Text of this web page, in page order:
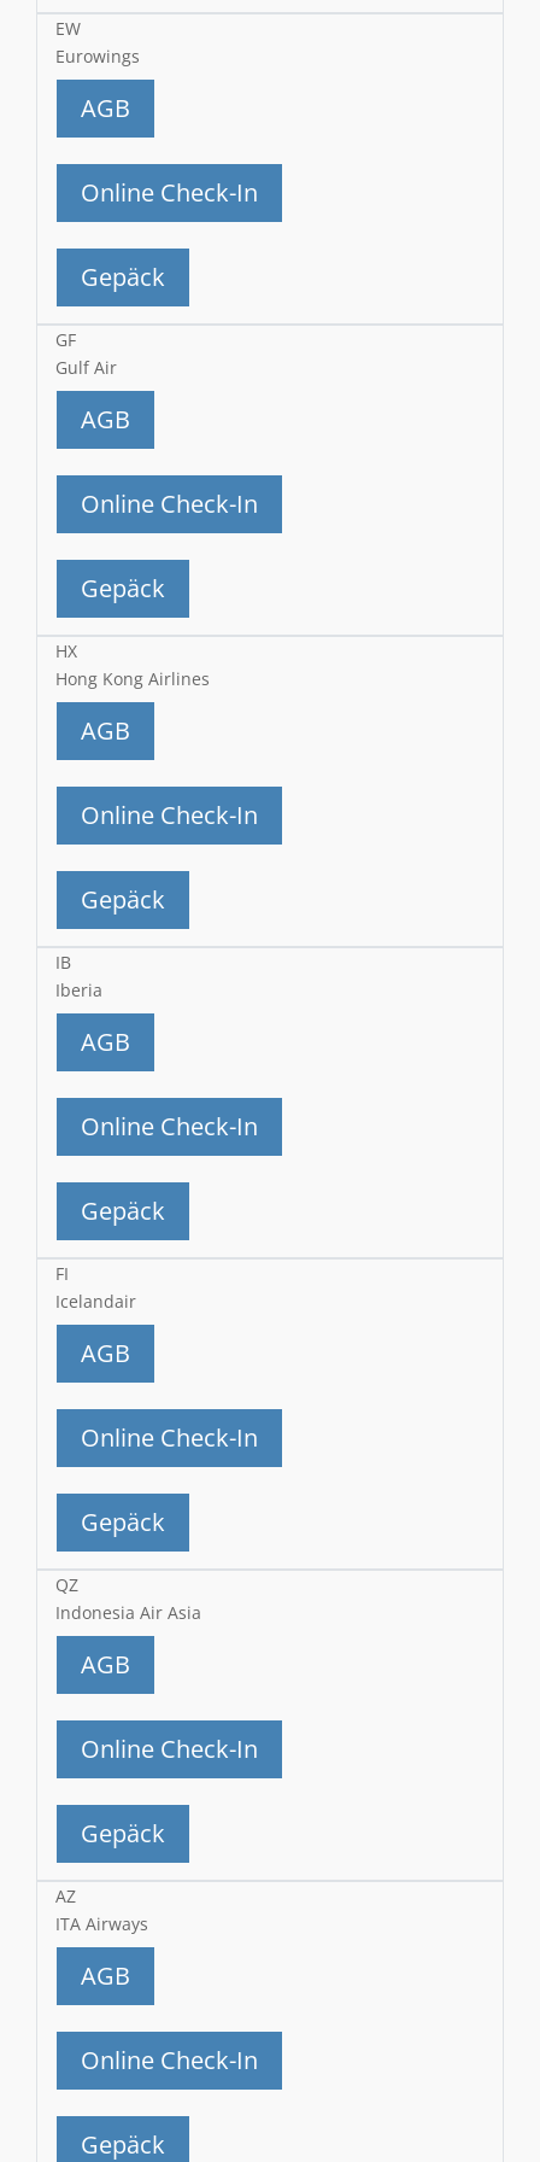
EW
Eurowings
AGB
Online Check-In
Gepäck
GF
Gulf Air
AGB
Online Check-In
Gepäck
HX
Hong Kong Airlines
AGB
Online Check-In
Gepäck
IB
Iberia
AGB
Online Check-In
Gepäck
FI
Icelandair
AGB
Online Check-In
Gepäck
QZ
Indonesia Air Asia
AGB
Online Check-In
Gepäck
AZ
ITA Airways
AGB
Online Check-In
Gepäck